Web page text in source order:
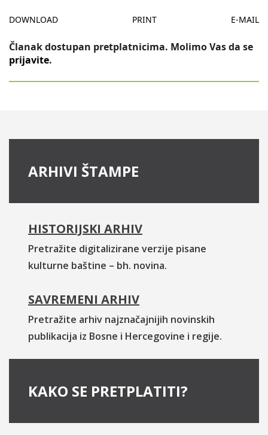
DOWNLOAD PRINT E-MAIL
Članak dostupan pretplatnicima. Molimo Vas da se
prijavite.
ARHIVI ŠTAMPE
HISTORIJSKI ARHIV
Pretražite digitalizirane verzije pisane
kulturne baštine – bh. novina.
SAVREMENI ARHIV
Pretražite arhiv najznačajnijih novinskih
publikacija iz Bosne i Hercegovine i regije.
KAKO SE PRETPLATITI?